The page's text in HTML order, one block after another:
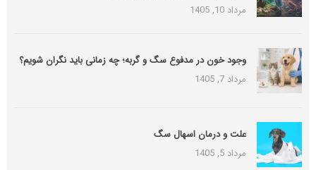
مرداد 10, 1405
وجود خون در مدفوع سگ و گربه؛ چه زمانی باید نگران شویم؟
مرداد 7, 1405
علت و درمان اسهال سگ
مرداد 5, 1405